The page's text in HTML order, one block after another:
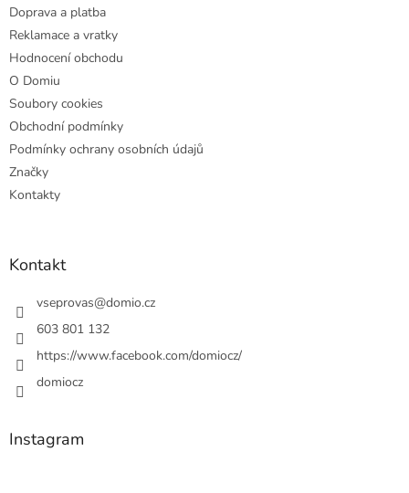
Doprava a platba
Reklamace a vratky
Hodnocení obchodu
O Domiu
Soubory cookies
Obchodní podmínky
Podmínky ochrany osobních údajů
Značky
Kontakty
Kontakt
vseprovas@domio.cz
603 801 132
https://www.facebook.com/domiocz/
domiocz
Instagram